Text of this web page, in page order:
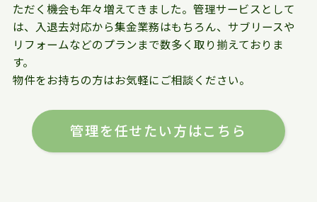
ただく機会も年々増えてきました。管理サービスとして
は、入退去対応から集金業務はもちろん、サブリースや
リフォームなどのプランまで数多く取り揃えておりま
す。
物件をお持ちの方はお気軽にご相談ください。
管理を任せたい方はこちら